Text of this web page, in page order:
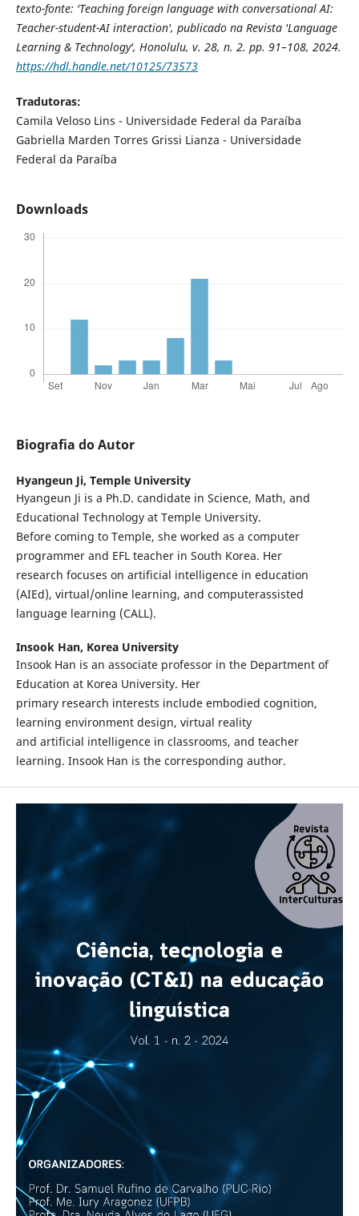
texto-fonte: 'Teaching foreign language with conversational AI:
Teacher-student-AI interaction', publicado na Revista 'Language
Learning & Technology', Honolulu, v. 28, n. 2. pp. 91–108, 2024.
https://hdl.handle.net/10125/73573
Tradutoras:
Camila Veloso Lins - Universidade Federal da Paraíba
Gabriella Marden Torres Grissi Lianza - Universidade
Federal da Paraíba
Downloads
Biografia do Autor
Hyangeun Ji, Temple University
Hyangeun Ji is a Ph.D. candidate in Science, Math, and
Educational Technology at Temple University.
Before coming to Temple, she worked as a computer
programmer and EFL teacher in South Korea. Her
research focuses on artificial intelligence in education
(AIEd), virtual/online learning, and computerassisted
language learning (CALL).
Insook Han, Korea University
Insook Han is an associate professor in the Department of
Education at Korea University. Her
primary research interests include embodied cognition,
learning environment design, virtual reality
and artificial intelligence in classrooms, and teacher
learning. Insook Han is the corresponding author.